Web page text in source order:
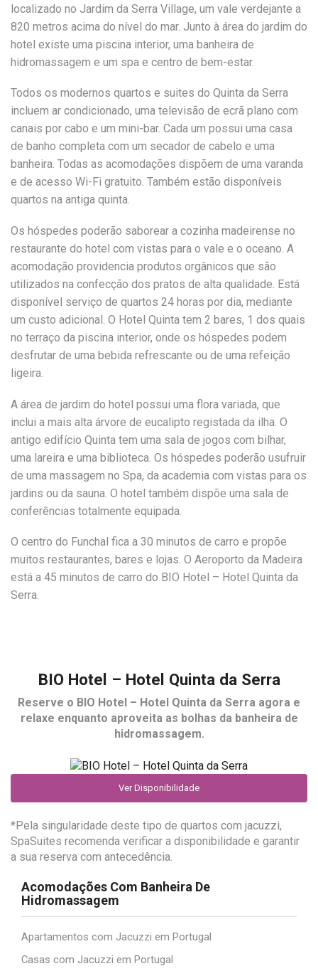
localizado no Jardim da Serra Village, um vale verdejante a
820 metros acima do nível do mar. Junto à área do jardim do
hotel existe uma piscina interior, uma banheira de
hidromassagem e um spa e centro de bem-estar.
Todos os modernos quartos e suites do Quinta da Serra
incluem ar condicionado, uma televisão de ecrã plano com
canais por cabo e um mini-bar. Cada um possui uma casa
de banho completa com um secador de cabelo e uma
banheira. Todas as acomodações dispõem de uma varanda
e de acesso Wi-Fi gratuito. Também estão disponíveis
quartos na antiga quinta.
Os hóspedes poderão saborear a cozinha madeirense no
restaurante do hotel com vistas para o vale e o oceano. A
acomodação providencia produtos orgânicos que são
utilizados na confecção dos pratos de alta qualidade. Está
disponível serviço de quartos 24 horas por dia, mediante
um custo adicional. O Hotel Quinta tem 2 bares, 1 dos quais
no terraço da piscina interior, onde os hóspedes podem
desfrutar de uma bebida refrescante ou de uma refeição
ligeira.
A área de jardim do hotel possui uma flora variada, que
inclui a mais alta árvore de eucalipto registada da ilha. O
antigo edifício Quinta tem uma sala de jogos com bilhar,
uma lareira e uma biblioteca. Os hóspedes poderão usufruir
de uma massagem no Spa, da academia com vistas para os
jardins ou da sauna. O hotel também dispõe uma sala de
conferências totalmente equipada.
O centro do Funchal fica a 30 minutos de carro e propõe
muitos restaurantes, bares e lojas. O Aeroporto da Madeira
está a 45 minutos de carro do BIO Hotel – Hotel Quinta da
Serra.
BIO Hotel – Hotel Quinta da Serra
Reserve o BIO Hotel – Hotel Quinta da Serra agora e
relaxe enquanto aproveita as bolhas da banheira de
hidromassagem.
Ver Disponibilidade
*Pela singularidade deste tipo de quartos com jacuzzi,
SpaSuites recomenda verificar a disponibilidade e garantir
a sua reserva com antecedência.
Acomodações Com Banheira De
Hidromassagem
Apartamentos com Jacuzzi em Portugal
Casas com Jacuzzi em Portugal